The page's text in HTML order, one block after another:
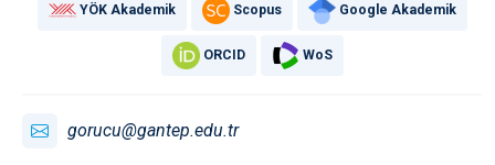
YÖK Akademik Scopus Google Akademik
ORCID WoS
gorucu@gantep.edu.tr